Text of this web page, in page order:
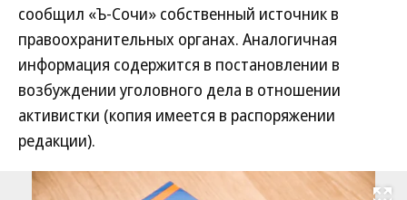
сообщил «Ъ-Сочи» собственный источник в
правоохранительных органах. Аналогичная
информация содержится в постановлении в
возбуждении уголовного дела в отношении
активистки (копия имеется в распоряжении
редакции).